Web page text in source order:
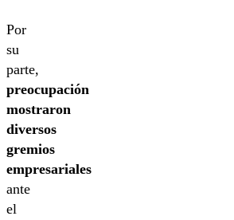
Por
su
parte,
preocupación
mostraron
diversos
gremios
empresariales
ante
el